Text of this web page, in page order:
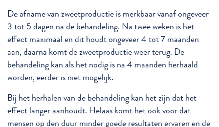
De afname van zweetproductie is merkbaar vanaf ongeveer
3 tot 5 dagen na de behandeling. Na twee weken is het
effect maximaal en dit houdt ongeveer 4 tot 7 maanden
aan, daarna komt de zweetproductie weer terug. De
behandeling kan als het nodig is na 4 maanden herhaald
worden, eerder is niet mogelijk.
Bij het herhalen van de behandeling kan het zijn dat het
effect langer aanhoudt. Helaas komt het ook voor dat
mensen op den duur minder goede resultaten ervaren en de